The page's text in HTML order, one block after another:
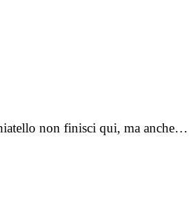
non finisci qui, ma anche…